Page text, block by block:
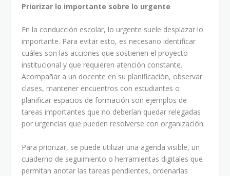
Priorizar lo importante sobre lo urgente
En la conducción escolar, lo urgente suele desplazar lo
importante. Para evitar esto, es necesario identificar
cuáles son las acciones que sostienen el proyecto
institucional y que requieren atención constante.
Acompañar a un docente en su planificación, observar
clases, mantener encuentros con estudiantes o
planificar espacios de formación son ejemplos de
tareas importantes que no deberían quedar relegadas
por urgencias que pueden resolverse con organización.
Para priorizar, se puede utilizar una agenda visible, un
cuaderno de seguimiento o herramientas digitales que
permitan anotar las tareas pendientes, ordenarlas